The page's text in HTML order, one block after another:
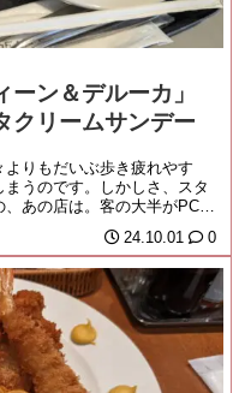
ン＆デルーカ」
クリームサンデー
りもだいぶ歩き疲れやす
うのです。しかしさ、スタ
あの店は。客の大半がPCや
24.10.01 0